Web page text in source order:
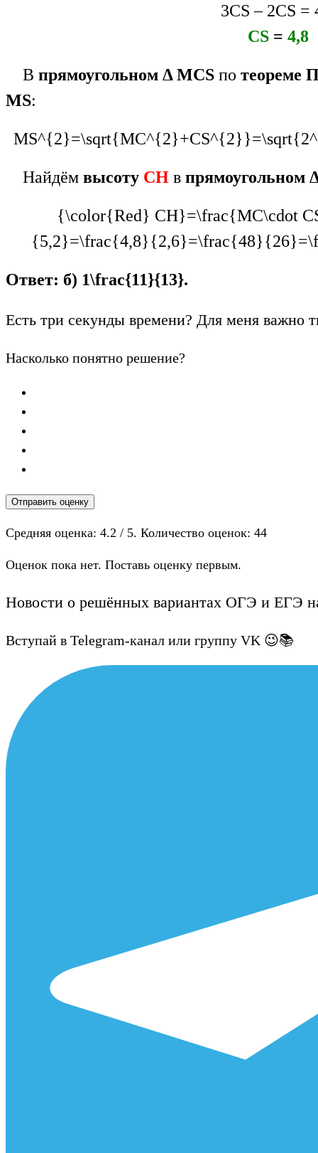
3CS – 2CS =
CS = 4,8
В прямоугольном Δ МСS по теореме
MS:
Найдём высоту СН в прямоугольном
{\color{Red} CH}=\frac{MC\cdot
Ответ: б) 1\frac{11}{13}.
Есть три секунды времени? Для меня важно
Насколько понятно решение?
Отправить оценку
Средняя оценка: 4.2 / 5. Количество оценок: 44
Оценок пока нет. Поставь оценку первым.
Новости о решённых вариантах ОГЭ и ЕГЭ
Вступай в Telegram-канал или группу VK 😉📚